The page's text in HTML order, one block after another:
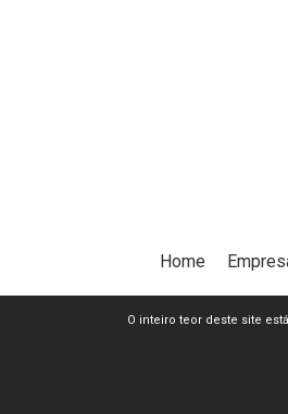
Home
O inteiro teor deste site